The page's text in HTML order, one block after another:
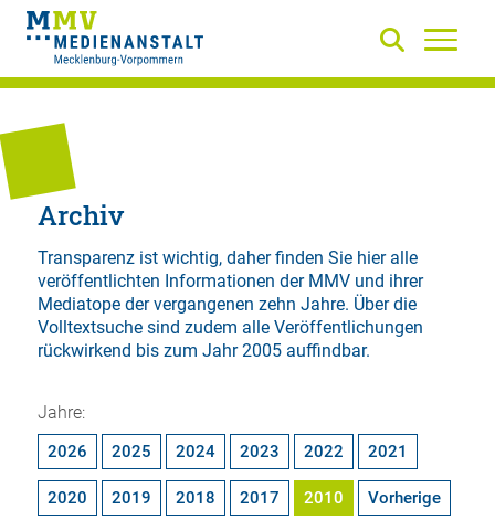
Archiv
Transparenz ist wichtig, daher finden Sie hier alle
veröffentlichten Informationen der MMV und ihrer
Mediatope der vergangenen zehn Jahre. Über die
Volltextsuchesind zudem alle Veröffentlichungen
rückwirkend bis zum Jahr 2005 auffindbar.
Jahre:
2026 2025 2024 2023 2022 2021
2020 2019 2018 2017 2010 Vorherige